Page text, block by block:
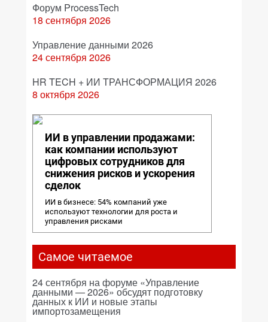
Форум ProcessTech
18 сентября 2026
Управление данными 2026
24 сентября 2026
HR TECH + ИИ ТРАНСФОРМАЦИЯ 2026
8 октября 2026
ИИ в управлении продажами:
как компании используют
цифровых сотрудников для
снижения рисков и ускорения
сделок
ИИ в бизнесе: 54% компаний уже
используют технологии для роста и
управления рисками
Самое читаемое
24 сентября на форуме «Управление
данными — 2026» обсудят подготовку
данных к ИИ и новые этапы
импортозамещения